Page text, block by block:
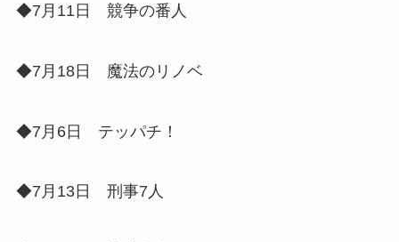
◆7月11日 競争の番人
◆7月18日 魔法のリノベ
◆7月6日 テッパチ！
◆7月13日 刑事7人